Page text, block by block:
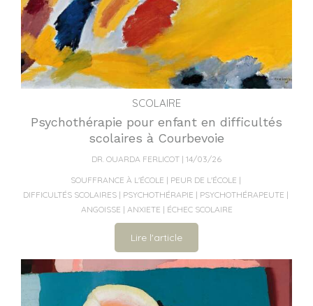
SCOLAIRE
Psychothérapie pour enfant en difficultés
scolaires à Courbevoie
DR. OUARDA FERLICOT 14/03/26
SOUFFRANCE À L'ÉCOLE
PEUR DE L'ÉCOLE
DIFFICULTÉS SCOLAIRES
PSYCHOTHÉRAPIE
PSYCHOTHÉRAPEUTE
ANGOISSE
ANXIETE ÉCHEC SCOLAIRE
Lire l'article